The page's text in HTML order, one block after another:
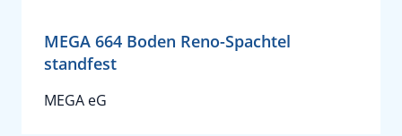
MEGA 664 Boden Reno-Spachtel
standfest
MEGA eG